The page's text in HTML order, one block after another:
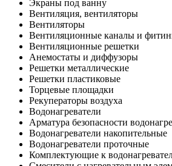
Экраны под ванну
Вентиляция, вентиляторы
Вентиляторы
Вентиляционные каналы и
Вентиляционные решетки
Анемостаты и диффузоры
Решетки металлические
Решетки пластиковые
Торцевые площадки
Рекуператоры воздуха
Водонагреватели
Арматура безопасности
Водонагреватели накопительные
Водонагреватели проточные
Комплектующие к